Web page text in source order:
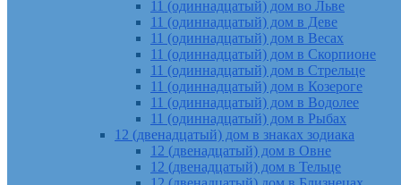
11 (одиннадцатый) дом во Льве
11 (одиннадцатый) дом в Деве
11 (одиннадцатый) дом в Весах
11 (одиннадцатый) дом в Скорпионе
11 (одиннадцатый) дом в Стрельце
11 (одиннадцатый) дом в Козероге
11 (одиннадцатый) дом в Водолее
11 (одиннадцатый) дом в Рыбах
12 (двенадцатый) дом в знаках зодиака
12 (двенадцатый) дом в Овне
12 (двенадцатый) дом в Тельце